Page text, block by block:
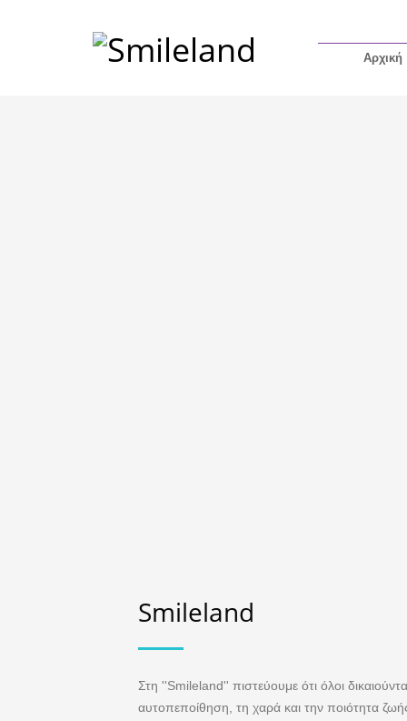
Αρχική
Smileland
Στη ''Smileland'' πιστεύουμε ότι όλοι
αυτοπεποίθηση, τη χαρά και την ποιότητα